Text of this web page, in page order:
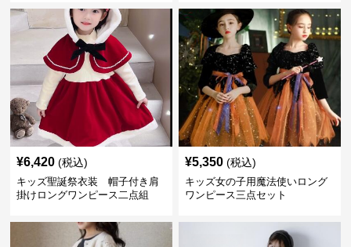
¥6,420 (税込)
キッズ聖誕祭衣装 帽子付き肩
掛けロングワンピース二点組
¥5,350 (税込)
キッズ女の子用魔法使いロング
ワンピース三点セット